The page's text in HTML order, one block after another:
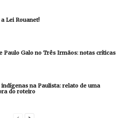
Lei Rouanet!
Paulo Galo no Três Irmãos: notas críticas
na Paulista: relato de uma
do roteiro